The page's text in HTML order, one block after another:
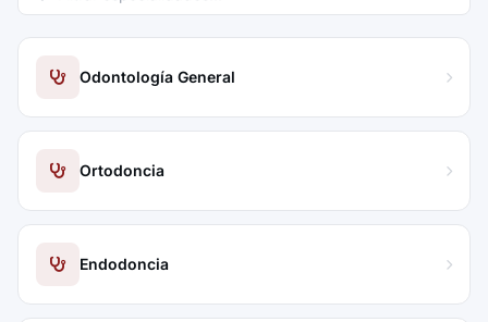
Odontología General
Ortodoncia
Endodoncia